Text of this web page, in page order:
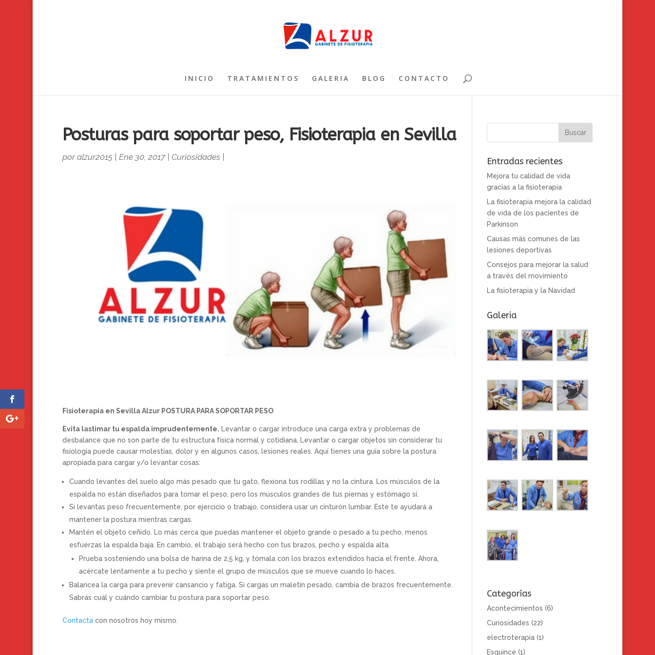
INICIO TRATAMIENTOS GALERIA BLOG CONTACTO
Posturas para soportar peso, Fisioterapia en Sevilla
poralzur2015| Ene 30, 2017| Curiosidades|
Fisioterapia en Sevilla Alzur POSTURA PARA SOPORTAR PESO
Evita lastimar tu espalda imprudentemente. Levantar o cargar introduce una carga extra y problemas de
desbalance que no son parte de tu estructura física normal y cotidiana. Levantar o cargar objetos sin considerar tu
fisiología puede causar molestias, dolor y en algunos casos, lesiones reales. Aquí tienes una guía sobre la postura
apropiada para cargar y/o levantar cosas:
Cuando levantes del suelo algo más pesado que tu gato, flexiona tus rodillas y no la cintura. Los músculos de la
espalda no están diseñados para tomar el peso, pero los músculos grandes de tus piernas y estómago sí.
Si levantas peso frecuentemente, por ejercicio o trabajo, considera usar un cinturón lumbar. Este te ayudará a
mantener la postura mientras cargas.
Mantén el objeto ceñido. Lo más cerca que puedas mantener el objeto grande o pesado a tu pecho, menos
esfuerzas la espalda baja. En cambio, el trabajo será hecho con tus brazos, pecho y espalda alta.
Prueba sosteniendo una bolsa de harina de 2,5 kg, y tómala con los brazos extendidos hacia el frente. Ahora,
acércate lentamente a tu pecho y siente el grupo de músculos que se mueve cuando lo haces.
Balancea la carga para prevenir cansancio y fatiga. Si cargas un maletín pesado, cambia de brazos frecuentemente.
Sabrás cuál y cuándo cambiar tu postura para soportar peso.
Contactacon nosotros hoy mismo.
Entradas recientes
Mejora tu calidad de vida
gracias a la fisioterapia
La fisioterapia mejora la calidad
de vida de los pacientes de
Parkinson
Causas más comunes de las
lesiones deportivas
Consejos para mejorar la salud
a través del movimiento
La fisioterapia y la Navidad
Galeria
Categorías
Acontecimientos (6)
Curiosidades (22)
electroterapia(1)
Esguince (1)